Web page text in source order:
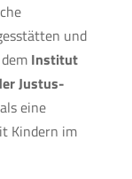
und
Institut
Justus-
eine
Kindern im